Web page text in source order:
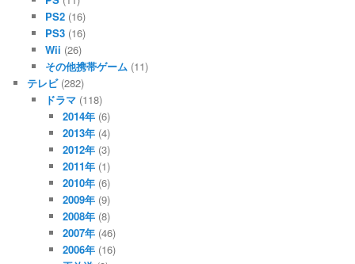
PS2(16)
PS3(16)
Wii (26)
その他携帯ゲーム(11)
テレビ(282)
ドラマ(118)
2014年 (6)
2013年 (4)
2012年 (3)
2011年 (1)
2010年 (6)
2009年 (9)
2008年 (8)
2007年 (46)
2006年 (16)